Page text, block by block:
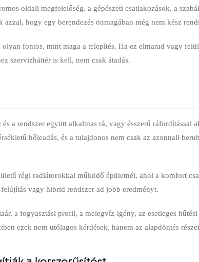
oldali megfelelőség, a gépészeti csatlakozások, a
hogy egy berendezés önmagában még nem kész
fontos, mint maga a telepítés. Ha ez elmarad vagy
szervizháttér is kell, nem csak átadás.
a rendszer együtt alkalmas rá, vagy ésszerű ráfordítással
hőleadás, és a tulajdonos nem csak az azonnali
régi radiátorokkal működő épületnél, ahol a komfort
vagy hibrid rendszer ad jobb eredményt.
a fogyasztási profil, a melegvíz-igény, az esetleges
ezek nem utólagos kérdések, hanem az alapdöntés